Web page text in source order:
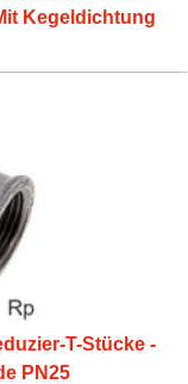
Kegeldichtung
T-Stücke -
PN25